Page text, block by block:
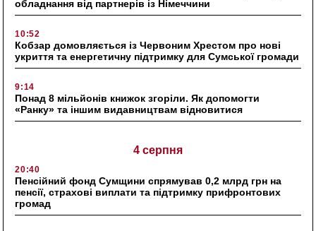
обладнання від партнерів із Німеччини
10:52
Кобзар домовляється із Червоним Хрестом про нові
укриття та енергетичну підтримку для Сумської громади
9:14
Понад 8 мільйонів книжок згоріли. Як допомогти
«Ранку» та іншим видавництвам відновитися
4 серпня
20:40
Пенсійний фонд Сумщини спрямував 0,2 млрд грн на
пенсії, страхові виплати та підтримку прифронтових
громад